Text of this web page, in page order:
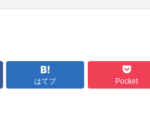
はてブ Pocket